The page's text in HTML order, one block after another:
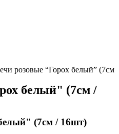
розовые “Горох белый” (7см
белый" (7см /
(7см / 16шт)